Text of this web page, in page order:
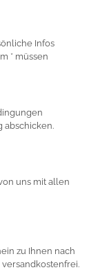
Infos
* müssen
abschicken.
uns mit allen
zu Ihnen nach